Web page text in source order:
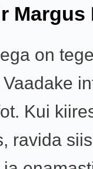
Margus
on
Kui
ravida